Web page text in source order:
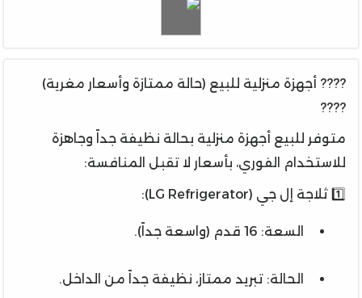
???? أجهزة منزلية للبيع (حالة ممتازة وأسعار مغرية)
????
متوفر للبيع أجهزة منزلية بحالة نظيفة جداً وجاهزة
للاستخدام الفوري، بأسعار لا تقبل المنافسة:
1️⃣ ثلاجة إل جي (LG Refrigerator):
السعة: 16 قدم (واسعة جداً).
الحالة: تبريد ممتاز، نظيفة جداً من الداخل.